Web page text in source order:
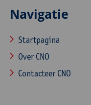
Navigatie
Startpagina
Over CNO
Contacteer CNO